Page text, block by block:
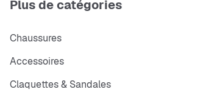
Plus de catégories
Chaussures
Accessoires
Claquettes & Sandales